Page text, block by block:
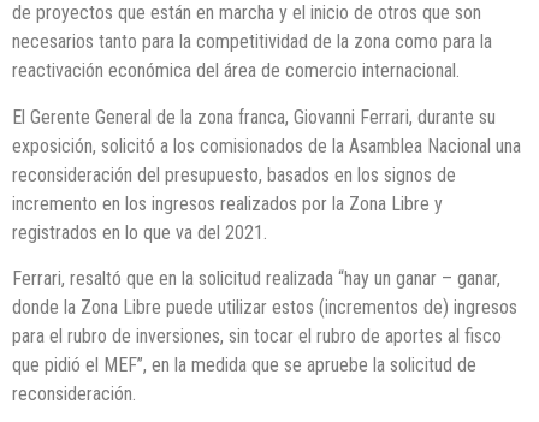
de proyectos que están en marcha y el inicio de otros que son
necesarios tanto para la competitividad de la zona como para la
reactivación económica del área de comercio internacional.
El Gerente General de la zona franca, Giovanni Ferrari, durante su
exposición, solicitó a los comisionados de la Asamblea Nacional una
reconsideración del presupuesto, basados en los signos de
incremento en los ingresos realizados por la Zona Libre y
registrados en lo que va del 2021.
Ferrari, resaltó que en la solicitud realizada “hay un ganar – ganar,
donde la Zona Libre puede utilizar estos (incrementos de) ingresos
para el rubro de inversiones, sin tocar el rubro de aportes al fisco
que pidió el MEF”, en la medida que se apruebe la solicitud de
reconsideración.